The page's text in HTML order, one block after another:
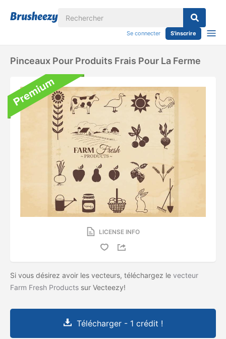
Se connecter S'inscrire
Pinceaux Pour Produits Frais Pour La Ferme
LICENSE INFO
Si vous désirez avoir les vecteurs, téléchargez le vecteur
Farm Fresh Products sur Vecteezy!
Télécharger - 1 crédit !